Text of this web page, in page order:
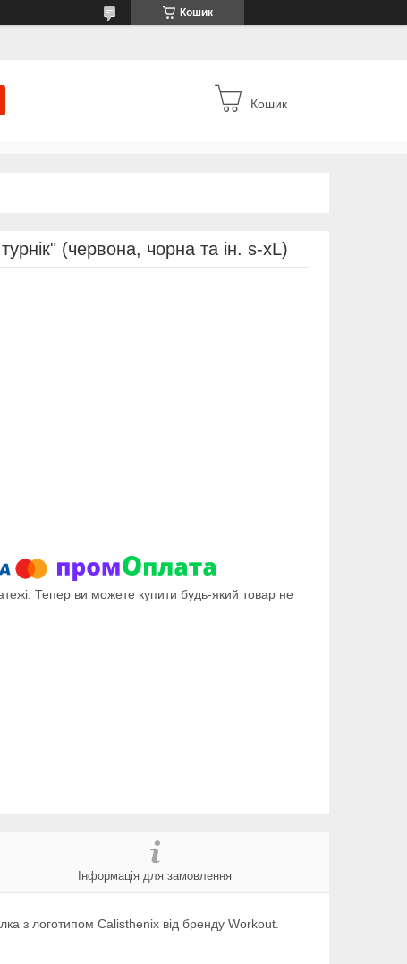
Кошик
Кошик
(червона, чорна та ін. s-xL)
Тепер ви можете купити будь-який товар не
Інформація для замовлення
з логотипом Calisthenix від бренду Workout.